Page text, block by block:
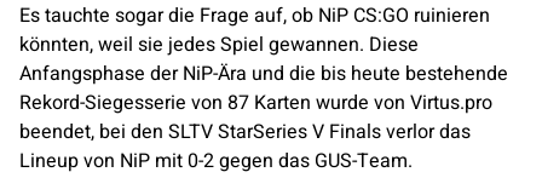
Es tauchte sogar die Frage auf, ob NiP CS:GO ruinieren
könnten, weil sie jedes Spiel gewannen. Diese
Anfangsphase der NiP-Ära und die bis heute bestehende
Rekord-Siegesserie von 87 Karten wurde von Virtus.pro
beendet, bei den SLTV StarSeries V Finals verlor das
Lineup von NiP mit 0-2 gegen das GUS-Team.